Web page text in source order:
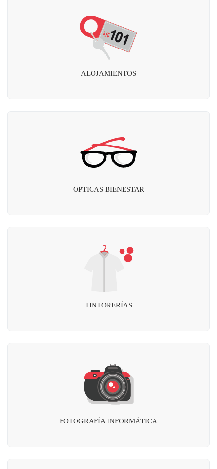
ALOJAMIENTOS
OPTICAS BIENESTAR
TINTORERÍAS
FOTOGRAFÍA INFORMÁTICA